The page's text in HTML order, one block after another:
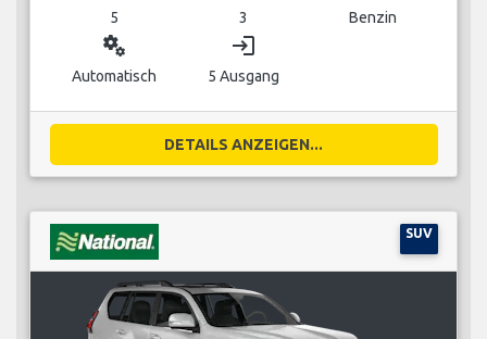
5 3 Benzin
miscellaneous_services
Automatisch
login
5 Ausgang
DETAILS ANZEIGEN...
SUV